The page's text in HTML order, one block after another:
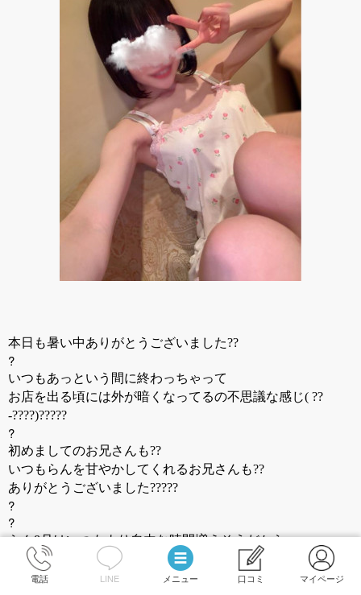
本日も暑い中ありがとうございました??
?
いつもあっという間に終わっちゃって
お店を出る頃には外が暗くなってるの不思議な感じ( ??
-????)?????
?
初めましてのお兄さんも??
いつもらんを甘やかしてくれるお兄さんも??
ありがとうございました?????
?
?
らん8月はいつもより自由な時間増えそうだから
お兄さんから教えてもらった作品たちを
読み倒したい！観倒したい！って思ってるんだけどね
電話 LINE メニュー 口コミ マイページ